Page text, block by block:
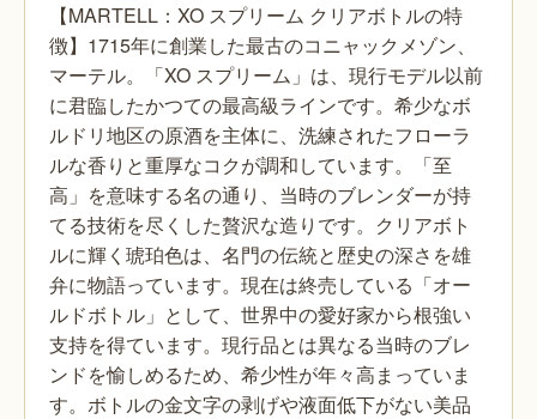
【MARTELL：XO スプリーム クリアボトルの特
徴】1715年に創業した最古のコニャックメゾン、
マーテル。「XO スプリーム」は、現行モデル以前
に君臨したかつての最高級ラインです。希少なボ
ルドリ地区の原酒を主体に、洗練されたフローラ
ルな香りと重厚なコクが調和しています。「至
高」を意味する名の通り、当時のブレンダーが持
てる技術を尽くした贅沢な造りです。クリアボト
ルに輝く琥珀色は、名門の伝統と歴史の深さを雄
弁に物語っています。現在は終売している「オー
ルドボトル」として、世界中の愛好家から根強い
支持を得ています。現行品とは異なる当時のブレ
ンドを愉しめるため、希少性が年々高まっていま
す。ボトルの金文字の剥げや液面低下がない美品